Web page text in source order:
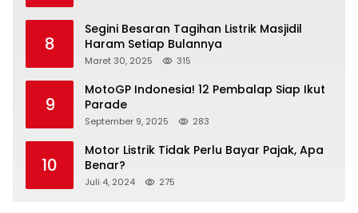
8
Segini Besaran Tagihan Listrik Masjidil
Haram Setiap Bulannya
Maret 30, 2025 315
9
MotoGP Indonesia! 12 Pembalap Siap Ikut
Parade
September 9, 2025 283
10
Motor Listrik Tidak Perlu Bayar Pajak, Apa
Benar?
Juli 4, 2024 275